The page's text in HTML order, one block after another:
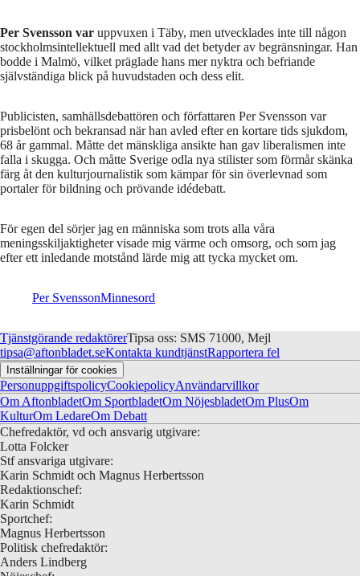
Per Svensson var uppvuxen i Täby, men utvecklades inte till någon
stockholmsintellektuell med allt vad det betyder av begränsningar. Han
bodde i Malmö, vilket präglade hans mer nyktra och befriande
självständiga blick på huvudstaden och dess elit.
Publicisten, samhällsdebattören och författaren Per Svensson var
prisbelönt och bekransad när han avled efter en kortare tids sjukdom,
68 år gammal. Måtte det mänskliga ansikte han gav liberalismen inte
falla i skugga. Och måtte Sverige odla nya stilister som förmår skänka
färg åt den kulturjournalistik som kämpar för sin överlevnad som
portaler för bildning och prövande idédebatt.
För egen del sörjer jag en människa som trots alla våra
meningsskiljaktigheter visade mig värme och omsorg, och som jag
efter ett inledande motstånd lärde mig att tycka mycket om.
Per SvenssonMinnesord
Tjänstgörande redaktörerTipsa oss: SMS 71000, Mejl
tipsa@aftonbladet.seKontakta kundtjänstRapportera fel
Inställningar för cookies
PersonuppgiftspolicyCookiepolicyAnvändarvillkor
Om AftonbladetOm SportbladetOm NöjesbladetOm PlusOm
KulturOm LedareOm Debatt
Chefredaktör, vd och ansvarig utgivare:
Lotta Folcker
Stf ansvariga utgivare:
Karin Schmidt och Magnus Herbertsson
Redaktionschef:
Karin Schmidt
Sportchef:
Magnus Herbertsson
Politisk chefredaktör:
Anders Lindberg